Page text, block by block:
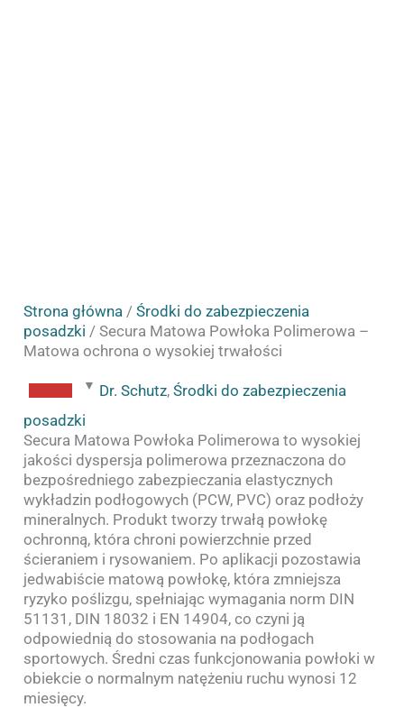
Strona główna /Środki do zabezpieczenia
posadzki / Secura Matowa Powłoka Polimerowa –
Matowa ochrona o wysokiej trwałości
Dr. Schutz,Środki do zabezpieczenia
posadzki
Secura Matowa Powłoka Polimerowa to wysokiej
jakości dyspersja polimerowa przeznaczona do
bezpośredniego zabezpieczania elastycznych
wykładzin podłogowych (PCW, PVC) oraz podłoży
mineralnych. Produkt tworzy trwałą powłokę
ochronną, która chroni powierzchnie przed
ścieraniem i rysowaniem. Po aplikacji pozostawia
jedwabiście matową powłokę, która zmniejsza
ryzyko poślizgu, spełniając wymagania norm DIN
51131, DIN 18032 i EN 14904, co czyni ją
odpowiednią do stosowania na podłogach
sportowych. Średni czas funkcjonowania powłoki w
obiekcie o normalnym natężeniu ruchu wynosi 12
miesięcy.